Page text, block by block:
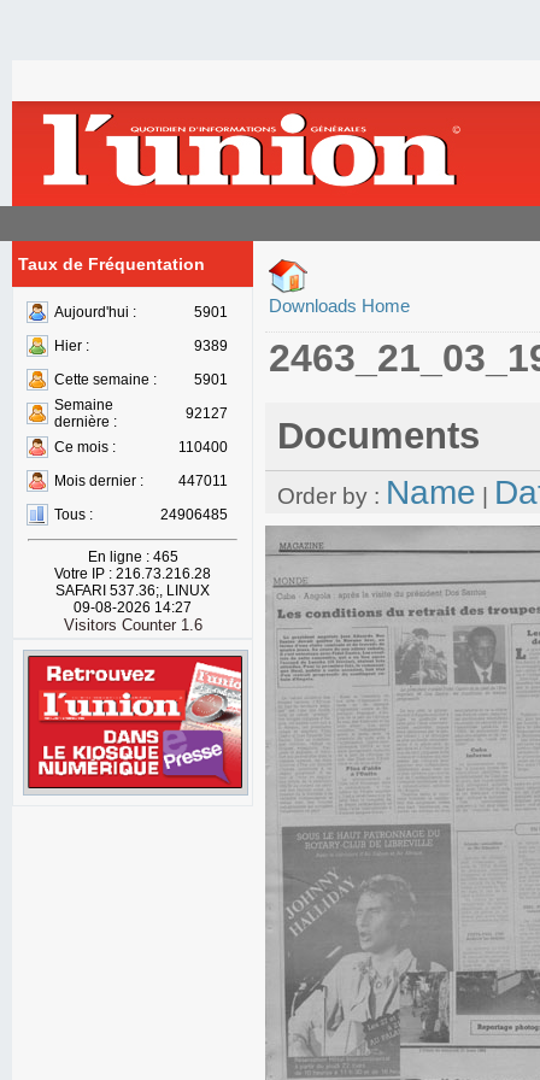
Taux de Fréquentation
Aujourd'hui :
5901
Hier :
9389
Cette semaine :
5901
Semaine
dernière :
92127
Ce mois :
110400
Mois dernier :
447011
Tous :
24906485
En ligne : 465
Votre IP : 216.73.216.28
SAFARI 537.36;, LINUX
09-08-2026 14:27
Visitors Counter 1.6
Downloads Home
Documents
Order by : Name